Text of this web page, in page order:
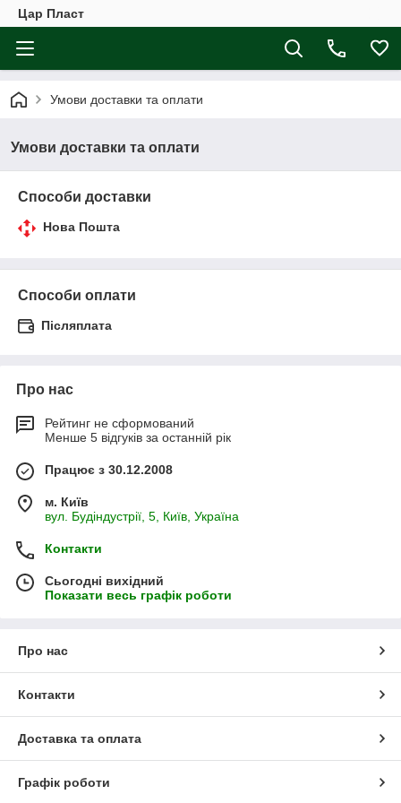
Цар Пласт
Умови доставки та оплати
Умови доставки та оплати
Способи доставки
Нова Пошта
Способи оплати
Післяплата
Про нас
Рейтинг не сформований
Менше 5 відгуків за останній рік
Працює з 30.12.2008
м. Київ
вул. Будіндустрії, 5, Київ, Україна
Контакти
Сьогодні вихідний
Показати весь графік роботи
Про нас
Контакти
Доставка та оплата
Графік роботи